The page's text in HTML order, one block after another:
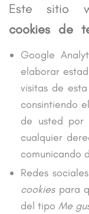
Este sitio
cookies de
Google
elaborar
visitas de
consintiendo
de usted por
cualquier
comunicando
Redes
cookiespara
del tipo Me